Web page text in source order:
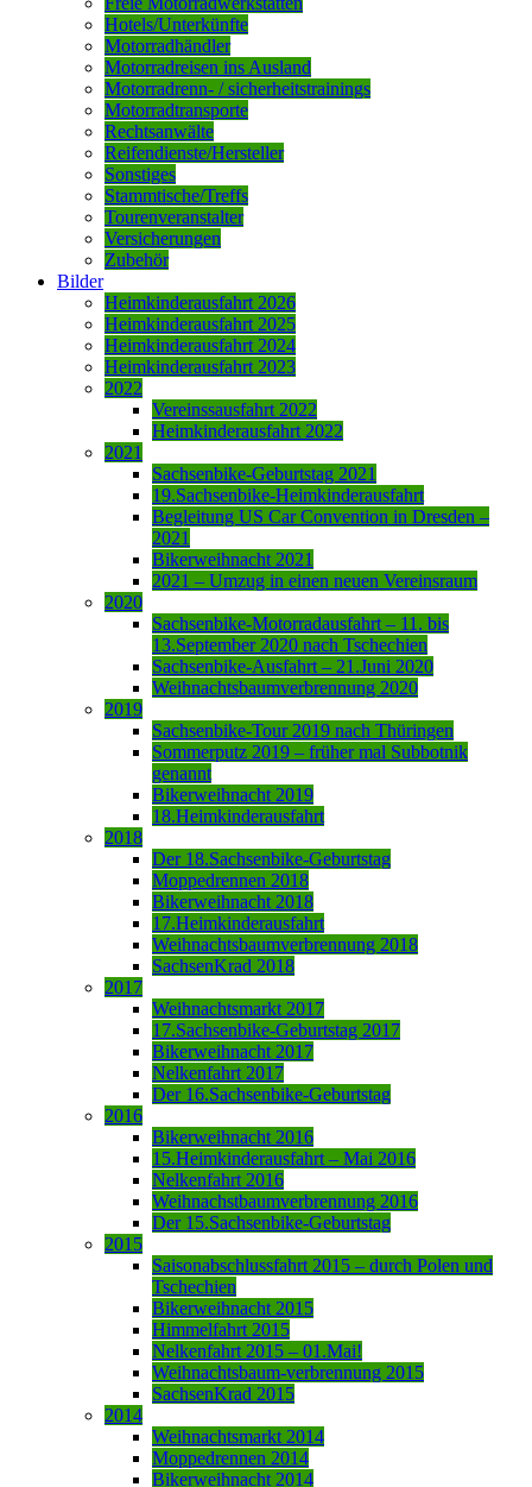
Hotels/Unterkünfte
Motorradhändler
Motorradreisen ins Ausland
Motorradrenn- / sicherheitstrainings
Motorradtransporte
Rechtsanwälte
Reifendienste/Hersteller
Sonstiges
Stammtische/Treffs
Tourenveranstalter
Versicherungen
Zubehör
Bilder
Heimkinderausfahrt 2026
Heimkinderausfahrt 2025
Heimkinderausfahrt 2024
Heimkinderausfahrt 2023
2022
Vereinssausfahrt 2022
Heimkinderausfahrt 2022
2021
Sachsenbike-Geburtstag 2021
19.Sachsenbike-Heimkinderausfahrt
Begleitung US Car Convention in Dresden –
2021
Bikerweihnacht 2021
2021 – Umzug in einen neuen Vereinsraum
2020
Sachsenbike-Motorradausfahrt – 11. bis
13.September 2020 nach Tschechien
Sachsenbike-Ausfahrt – 21.Juni 2020
Weihnachtsbaumverbrennung 2020
2019
Sachsenbike-Tour 2019 nach Thüringen
Sommerputz 2019 – früher mal Subbotnik
genannt
Bikerweihnacht 2019
18.Heimkinderausfahrt
2018
Der 18.Sachsenbike-Geburtstag
Moppedrennen 2018
Bikerweihnacht 2018
17.Heimkinderausfahrt
Weihnachtsbaumverbrennung 2018
SachsenKrad 2018
2017
Weihnachtsmarkt 2017
17.Sachsenbike-Geburtstag 2017
Bikerweihnacht 2017
Nelkenfahrt 2017
Der 16.Sachsenbike-Geburtstag
2016
Bikerweihnacht 2016
15.Heimkinderausfahrt – Mai 2016
Nelkenfahrt 2016
Weihnachstbaumverbrennung 2016
Der 15.Sachsenbike-Geburtstag
2015
Saisonabschlussfahrt 2015 – durch Polen und
Tschechien
Bikerweihnacht 2015
Himmelfahrt 2015
Nelkenfahrt 2015 – 01.Mai!
Weihnachtsbaum-verbrennung 2015
SachsenKrad 2015
2014
Weihnachtsmarkt 2014
Moppedrennen 2014
Bikerweihnacht 2014